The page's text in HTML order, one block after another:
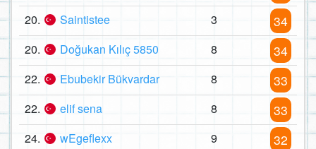
20. Saintistee 3 34
20. Doğukan Kılıç 5850 8 34
22. Ebubekir Bükvardar 8 33
22. elif sena 8 33
24. wEgeflexx 9 32